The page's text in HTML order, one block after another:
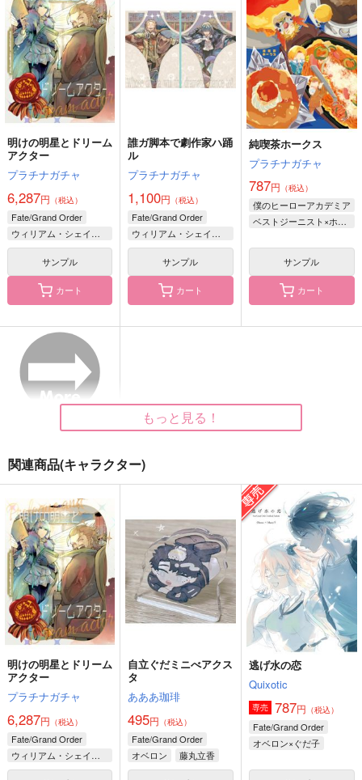
Qwerty
504円（税込）
サンプル
作品詳細
785円（税込）
サンプル
茶柱プロジェクト
1,650円（税込）
ケイローン×アキレウス
サンプル
作品詳細
Aとの軌跡
ゲンサイテイ
1,540円（税込）
キリシュタリア・ヴォー
サンプル
作品詳細
サンプル サンプル
握りの賢ちゃん
こねくり
787円（税込）
サンプル
ほしのしるべ
メガキノ
472円 （税込）
サンプル
FGOミニアクキー(ガ
ラス風)●テスカトリポ
カ●
Qwerty
550円（税込）
明けの明星とドリーム
アクター
プラチナガチャ
6,287円 （税込）
Fate/Grand Order
ウィリアム・シェイクスピア
サンプル
カート
誰ガ脚本で劇作家ハ踊
ル
プラチナガチャ
1,100円 （税込）
Fate/Grand Order
ウィリアム・シェイクスピア
サンプル
カート
純喫茶ホークス
プラチナガチャ
787円 （税込）
僕のヒーローアカデミア
ベストジーニスト×ホークス
サンプル
カート
もっと見る！
関連商品(キャラクター)
明けの明星とドリーム
アクター
プラチナガチャ
6,287円 （税込）
Fate/Grand Order
ウィリアム・シェイクスピア
自立ぐだミニべアクス
タ
あああ珈琲
495円 （税込）
Fate/Grand Order
オベロン
藤丸立香
逃げ水の恋
Quixotic
専売 787円 （税込）
Fate/Grand Order
オベロン×ぐだ子